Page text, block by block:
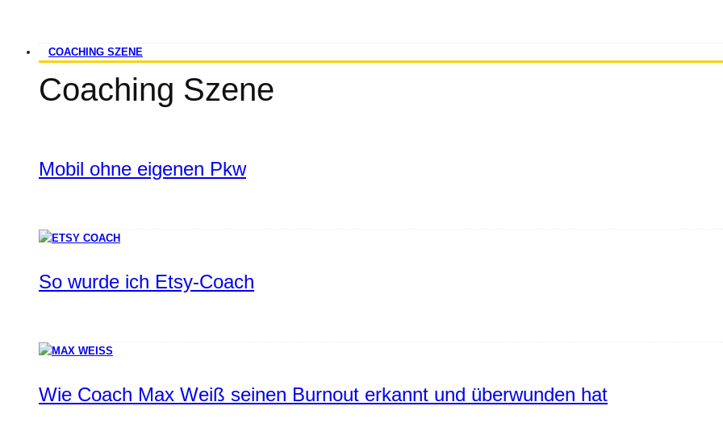
COACHING SZENE
Coaching Szene
Mobil ohne eigenen Pkw
So wurde ich Etsy-Coach
Wie Coach Max Weiß seinen Burnout erkannt und überwunden hat